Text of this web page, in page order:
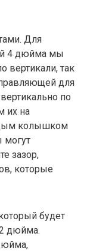
Для
4 дюйма мы
вертикали, так
для
по
их на
колышком
могут
зазор,
которые
будет
дюйма.